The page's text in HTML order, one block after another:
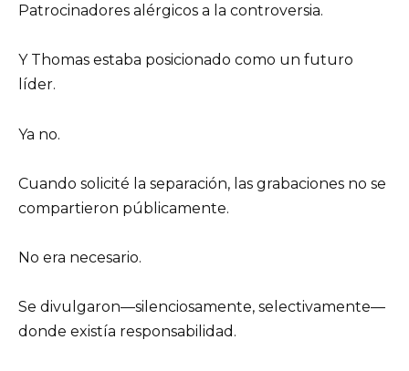
Patrocinadores alérgicos a la controversia.
Y Thomas estaba posicionado como un futuro
líder.
Ya no.
Cuando solicité la separación, las grabaciones no se
compartieron públicamente.
No era necesario.
Se divulgaron—silenciosamente, selectivamente—
donde existía responsabilidad.